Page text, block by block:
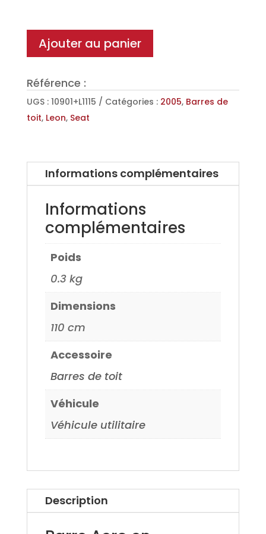
barres
toit
Aéro
en
Seat
Leon
portes
05>
Ajouter au panier
Référence :
UGS : 10901+L1115 Catégories : 2005, Barres de
toit, Leon, Seat
Informations complémentaires
Informations
complémentaires
Poids
0.3 kg
Dimensions
110 cm
Accessoire
Barres de toit
Véhicule
Véhicule utilitaire
Description